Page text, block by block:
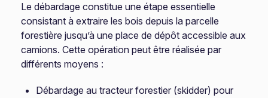
Le débardage constitue une étape essentielle
consistant à extraire les bois depuis la parcelle
forestière jusqu’à une place de dépôt accessible aux
camions. Cette opération peut être réalisée par
différents moyens :
Débardage au tracteur forestier (skidder) pour